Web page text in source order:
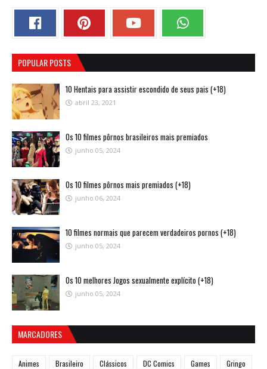
POPULAR POSTS
10 Hentais para assistir escondido de seus pais (+18)
abril 23, 2021
Os 10 filmes pôrnos brasileiros mais premiados
junho 05, 2024
Os 10 filmes pôrnos mais premiados (+18)
junho 06, 2024
10 filmes normais que parecem verdadeiros pornos (+18)
junho 05, 2024
Os 10 melhores Jogos sexualmente explícito (+18)
junho 05, 2024
MARCADORES
Animes Brasileiro Clássicos DC Comics Games
Gringo